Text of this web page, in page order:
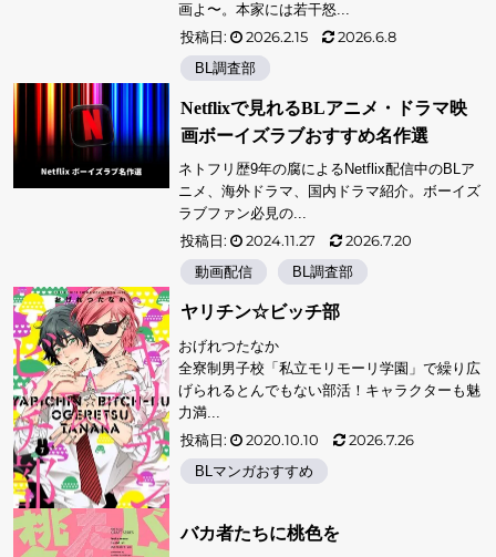
画よ〜。本家には若干怒...
投稿日:
2026.2.15
2026.6.8
BL調査部
Netflixで見れるBLアニメ・ドラマ映
画ボーイズラブおすすめ名作選
ネトフリ歴9年の腐によるNetflix配信中のBLア
ニメ、海外ドラマ、国内ドラマ紹介。ボーイズ
ラブファン必見の...
投稿日:
2024.11.27
2026.7.20
動画配信
BL調査部
ヤリチン☆ビッチ部
おげれつたなか
全寮制男子校「私立モリモーリ学園」で繰り広
げられるとんでもない部活！キャラクターも魅
力満...
投稿日:
2020.10.10
2026.7.26
BLマンガおすすめ
バカ者たちに桃色を